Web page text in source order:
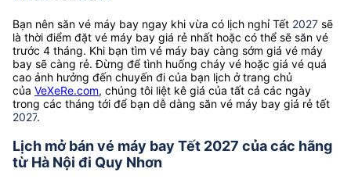
Bạn nên săn vé máy bay ngay khi vừa có lịch nghỉ Tết 2027 sẽ
là thời điểm đặt vé máy bay giá rẻ nhất hoặc có thể sẽ săn vé
trước 4 tháng. Khi bạn tìm vé máy bay càng sớm giá vé máy
bay sẽ càng rẻ. Đừng để tình huống cháy vé hoặc giá vé quá
cao ảnh hưởng đến chuyến đi của bạn lịch ở trang chủ
của VeXeRe.com, chúng tôi liệt kê giá của tất cả các ngày
trong các tháng tới để bạn dễ dàng săn vé máy bay giá rẻ tết
2027.
Lịch mở bán vé máy bay Tết 2027 của các hãng
từ Hà Nội đi Quy Nhơn